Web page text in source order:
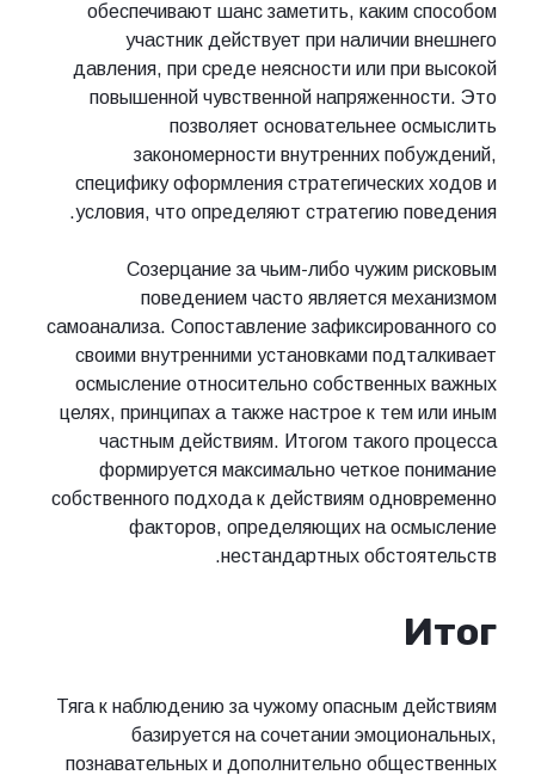
обеспечивают шанс заметить, каким способом
участник действует при наличии внешнего
давления, при среде неясности или при высокой
повышенной чувственной напряженности. Это
позволяет основательнее осмыслить
закономерности внутренних побуждений,
специфику оформления стратегических ходов и
условия, что определяют стратегию поведения.
Созерцание за чьим-либо чужим рисковым
поведением часто является механизмом
самоанализа. Сопоставление зафиксированного со
своими внутренними установками подталкивает
осмысление относительно собственных важных
целях, принципах а также настрое к тем или иным
частным действиям. Итогом такого процесса
формируется максимально четкое понимание
собственного подхода к действиям одновременно
факторов, определяющих на осмысление
нестандартных обстоятельств.
Итог
Тяга к наблюдению за чужому опасным действиям
базируется на сочетании эмоциональных,
познавательных и дополнительно общественных